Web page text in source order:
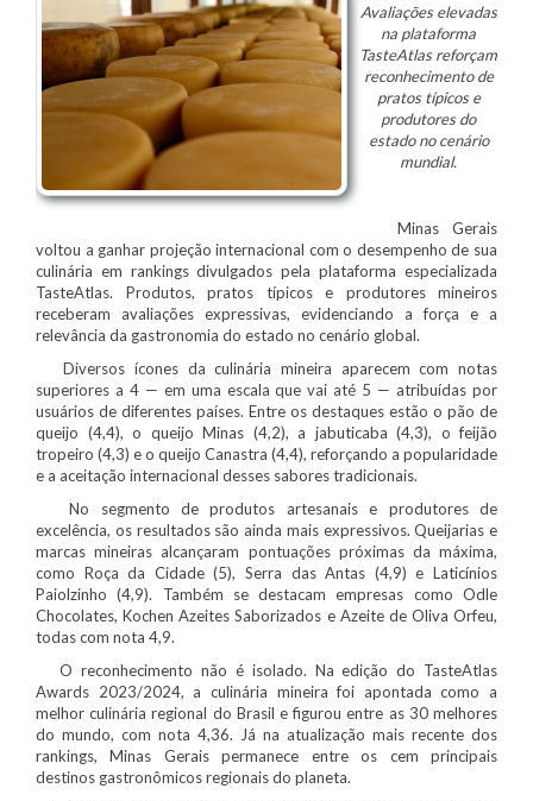
Avaliações elevadas
na plataforma
TasteAtlas reforçam
reconhecimento de
pratos típicos e
produtores do
estado no cenário
mundial.
Minas Gerais
voltou a ganhar projeção internacional com o desempenho de sua
culinária em rankings divulgados pela plataforma especializada
TasteAtlas. Produtos, pratos típicos e produtores mineiros
receberam avaliações expressivas, evidenciando a força e a
relevância da gastronomia do estado no cenário global.
Diversos ícones da culinária mineira aparecem com notas
superiores a 4 — em uma escala que vai até 5 — atribuídas por
usuários de diferentes países. Entre os destaques estão o pão de
queijo (4,4), o queijo Minas (4,2), a jabuticaba (4,3), o feijão
tropeiro (4,3) e o queijo Canastra (4,4), reforçando a popularidade
e a aceitação internacional desses sabores tradicionais.
No segmento de produtos artesanais e produtores de
excelência, os resultados são ainda mais expressivos. Queijarias e
marcas mineiras alcançaram pontuações próximas da máxima,
como Roça da Cidade (5), Serra das Antas (4,9) e Laticínios
Paiolzinho (4,9). Também se destacam empresas como Odle
Chocolates, Kochen Azeites Saborizados e Azeite de Oliva Orfeu,
todas com nota 4,9.
O reconhecimento não é isolado. Na edição do TasteAtlas
Awards 2023/2024, a culinária mineira foi apontada como a
melhor culinária regional do Brasil e figurou entre as 30 melhores
do mundo, com nota 4,36. Já na atualização mais recente dos
rankings, Minas Gerais permanece entre os cem principais
destinos gastronômicos regionais do planeta.